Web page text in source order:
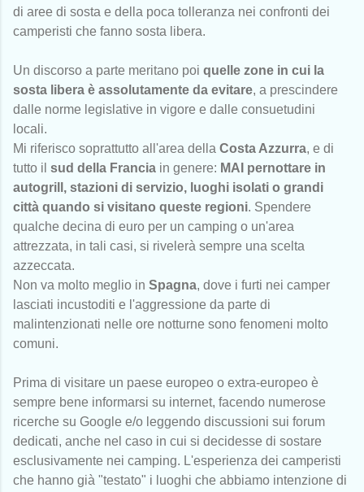
di aree di sosta e della poca tolleranza nei confronti dei
camperisti che fanno sosta libera.
Un discorso a parte meritano poi quelle zone in cui la
sosta libera è assolutamente da evitare, a prescindere
dalle norme legislative in vigore e dalle consuetudini
locali.
Mi riferisco soprattutto all'area della Costa Azzurra, e di
tutto il sud della Francia in genere: MAI pernottare in
autogrill, stazioni di servizio, luoghi isolati o grandi
città quando si visitano queste regioni. Spendere
qualche decina di euro per un camping o un'area
attrezzata, in tali casi, si rivelerà sempre una scelta
azzeccata.
Non va molto meglio in Spagna, dove i furti nei camper
lasciati incustoditi e l'aggressione da parte di
malintenzionati nelle ore notturne sono fenomeni molto
comuni.
Prima di visitare un paese europeo o extra-europeo è
sempre bene informarsi su internet, facendo numerose
ricerche su Google e/o leggendo discussioni sui forum
dedicati, anche nel caso in cui si decidesse di sostare
esclusivamente nei camping. L'esperienza dei camperisti
che hanno già "testato" i luoghi che abbiamo intenzione di